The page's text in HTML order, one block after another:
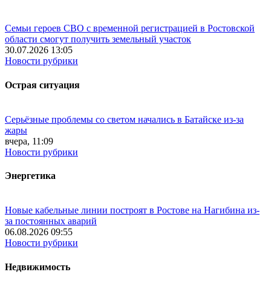
Семьи героев СВО с временной регистрацией в Ростовской
области смогут получить земельный участок
30.07.2026 13:05
Новости рубрики
Острая ситуация
Серьёзные проблемы со светом начались в Батайске из-за
жары
вчера, 11:09
Новости рубрики
Энергетика
Новые кабельные линии построят в Ростове на Нагибина из-
за постоянных аварий
06.08.2026 09:55
Новости рубрики
Недвижимость